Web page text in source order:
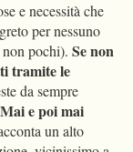
e necessità che
per nessuno
pochi). Se non
tramite le
da sempre
Mai e poi mai
un alto